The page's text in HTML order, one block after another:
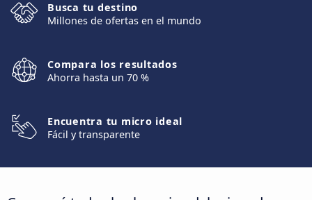
Busca tu destino
Millones de ofertas en el mundo
Compara los resultados
Ahorra hasta un 70 %
Encuentra tu micro ideal
Fácil y transparente